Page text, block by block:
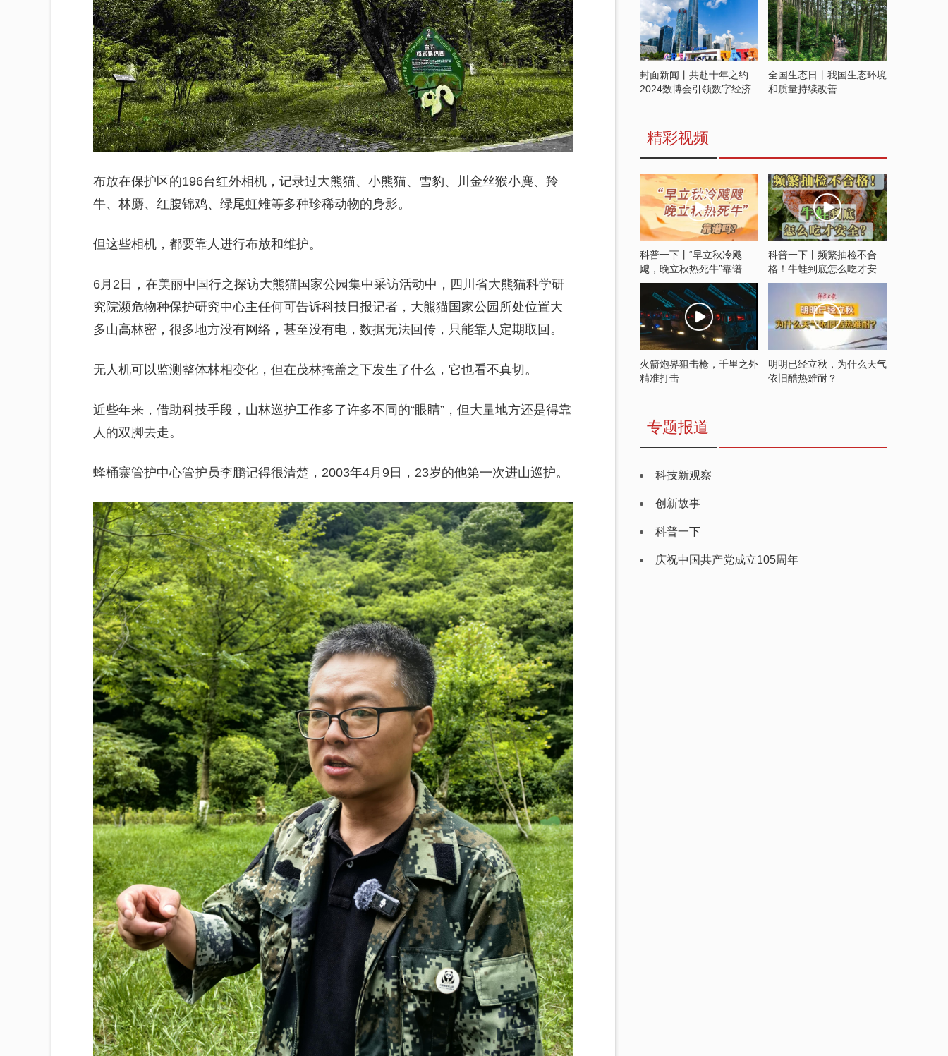
布放在保护区的196台红外相机，记录过大熊猫、小熊猫、雪豹、川金丝猴小麂、羚
牛、林麝、红腹锦鸡、绿尾虹雉等多种珍稀动物的身影。
但这些相机，都要靠人进行布放和维护。
6月2日，在美丽中国行之探访大熊猫国家公园集中采访活动中，四川省大熊猫科学研
究院濒危物种保护研究中心主任何可告诉科技日报记者，大熊猫国家公园所处位置大
多山高林密，很多地方没有网络，甚至没有电，数据无法回传，只能靠人定期取回。
无人机可以监测整体林相变化，但在茂林掩盖之下发生了什么，它也看不真切。
近些年来，借助科技手段，山林巡护工作多了许多不同的“眼睛”，但大量地方还是得靠
人的双脚去走。
蜂桶寨管护中心管护员李鹏记得很清楚，2003年4月9日，23岁的他第一次进山巡护。
封面新闻丨共赴十年之约
2024数博会引领数字经济
全国生态日丨我国生态环境
和质量持续改善
精彩视频
科普一下丨“早立秋冷飕
飕，晚立秋热死牛”靠谱
吗？
科普一下丨频繁抽检不合
格！牛蛙到底怎么吃才安
全？
火箭炮界狙击枪，千里之外
精准打击
明明已经立秋，为什么天气
依旧酷热难耐？
专题报道
科技新观察
创新故事
科普一下
庆祝中国共产党成立105周年